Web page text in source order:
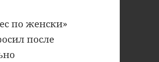
по женски»
после